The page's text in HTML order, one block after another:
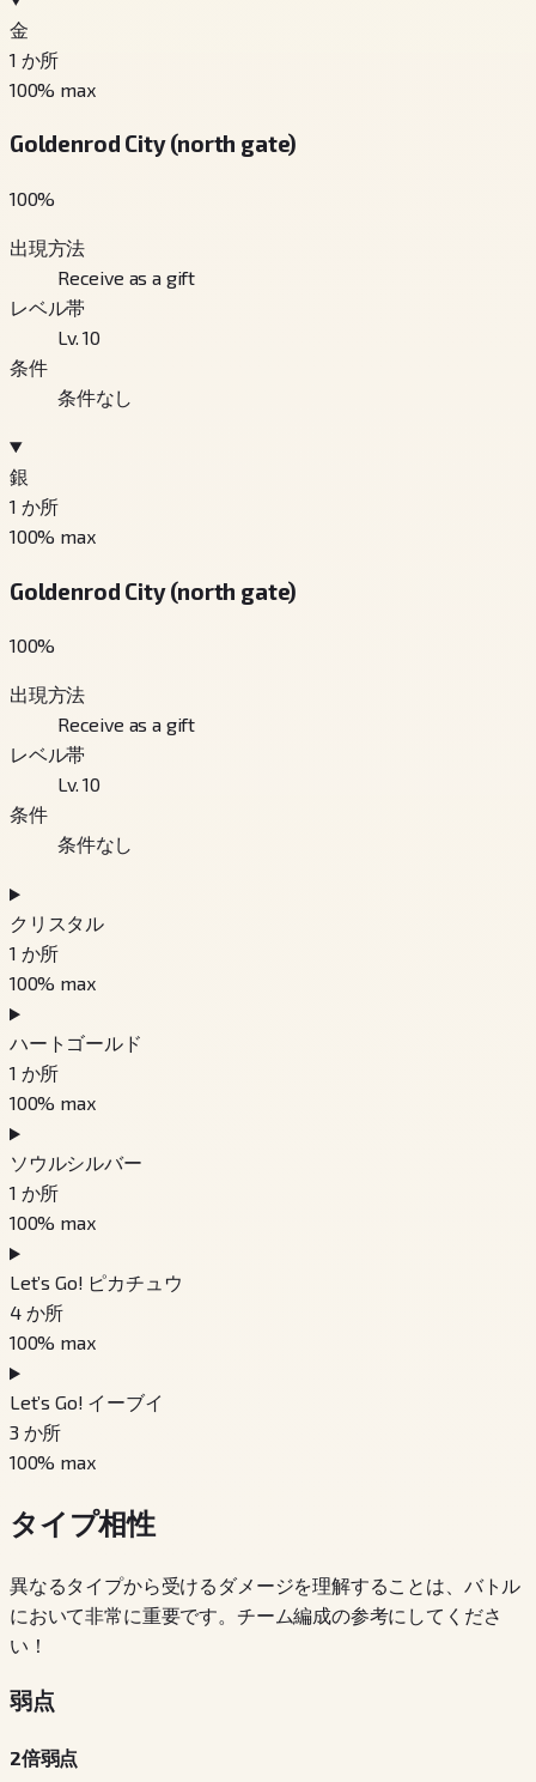
金
1 か所
100% max
Goldenrod City (north gate)
100%
出現方法
Receive as a gift
レベル帯
Lv. 10
条件
条件なし
銀
1 か所
100% max
Goldenrod City (north gate)
100%
出現方法
Receive as a gift
レベル帯
Lv. 10
条件
条件なし
クリスタル
1 か所
100% max
ハートゴールド
1 か所
100% max
ソウルシルバー
1 か所
100% max
Let’s Go! ピカチュウ
4 か所
100% max
Let’s Go! イーブイ
3 か所
100% max
タイプ相性
異なるタイプから受けるダメージを理解することは、バトル
において非常に重要です。チーム編成の参考にしてくださ
い！
弱点
2倍弱点